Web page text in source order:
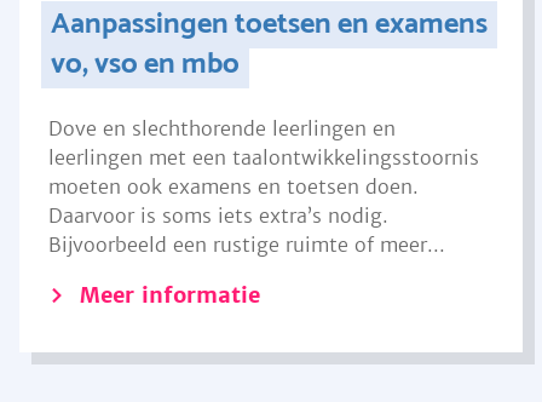
Aanpassingen toetsen en examens
vo, vso en mbo
Dove en slechthorende leerlingen en
leerlingen met een taalontwikkelingsstoornis
moeten ook examens en toetsen doen.
Daarvoor is soms iets extra’s nodig.
Bijvoorbeeld een rustige ruimte of meer...
Meer informatie